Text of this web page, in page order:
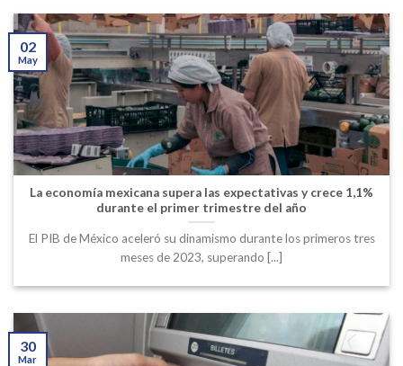
La economía mexicana supera las expectativas y crece 1,1%
durante el primer trimestre del año
El PIB de México aceleró su dinamismo durante los primeros tres
meses de 2023, superando [...]
02
May
30
Mar